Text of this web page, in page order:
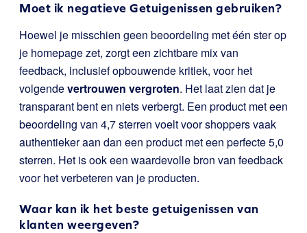
Moet ik negatieve Getuigenissen gebruiken?
Hoewel je misschien geen beoordeling met één ster op
je homepage zet, zorgt een zichtbare mix van
feedback, inclusief opbouwende kritiek, voor het
volgendevertrouwen vergroten. Het laat zien dat je
transparant bent en niets verbergt. Een product met een
beoordeling van 4,7 sterren voelt voor shoppers vaak
authentieker aan dan een product met een perfecte 5,0
sterren. Het is ook een waardevolle bron van feedback
voor het verbeteren van je producten.
Waar kan ik het beste getuigenissen van
klanten weergeven?